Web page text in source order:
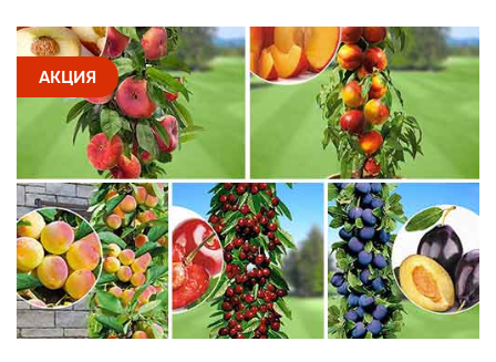
АКЦИЯ